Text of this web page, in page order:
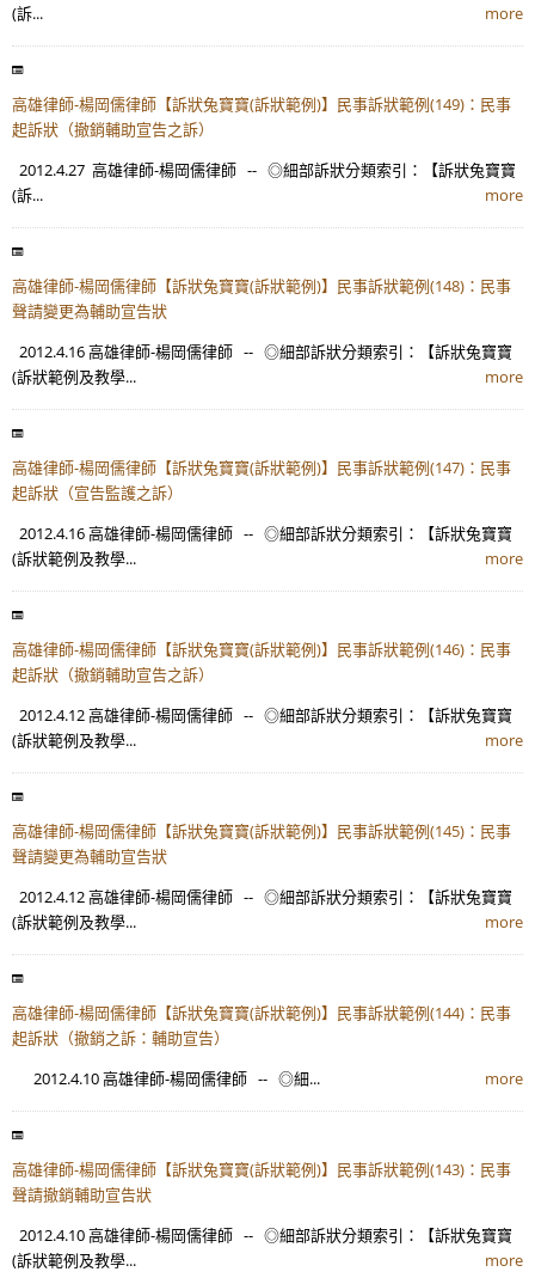
(訴...
more
高雄律師-楊岡儒律師【訴狀兔寶寶(訴狀範例)】民事訴狀範例(149)：民事
起訴狀（撤銷輔助宣告之訴）
2012.4.27 高雄律師-楊岡儒律師 -- ◎細部訴狀分類索引：【訴狀兔寶寶
(訴...
more
高雄律師-楊岡儒律師【訴狀兔寶寶(訴狀範例)】民事訴狀範例(148)：民事
聲請變更為輔助宣告狀
2012.4.16 高雄律師-楊岡儒律師 -- ◎細部訴狀分類索引：【訴狀兔寶寶
(訴狀範例及教學...
more
高雄律師-楊岡儒律師【訴狀兔寶寶(訴狀範例)】民事訴狀範例(147)：民事
起訴狀（宣告監護之訴）
2012.4.16 高雄律師-楊岡儒律師 -- ◎細部訴狀分類索引：【訴狀兔寶寶
(訴狀範例及教學...
more
高雄律師-楊岡儒律師【訴狀兔寶寶(訴狀範例)】民事訴狀範例(146)：民事
起訴狀（撤銷輔助宣告之訴）
2012.4.12 高雄律師-楊岡儒律師 -- ◎細部訴狀分類索引：【訴狀兔寶寶
(訴狀範例及教學...
more
高雄律師-楊岡儒律師【訴狀兔寶寶(訴狀範例)】民事訴狀範例(145)：民事
聲請變更為輔助宣告狀
2012.4.12 高雄律師-楊岡儒律師 -- ◎細部訴狀分類索引：【訴狀兔寶寶
(訴狀範例及教學...
more
高雄律師-楊岡儒律師【訴狀兔寶寶(訴狀範例)】民事訴狀範例(144)：民事
起訴狀（撤銷之訴：輔助宣告）
2012.4.10 高雄律師-楊岡儒律師 -- ◎細...
more
高雄律師-楊岡儒律師【訴狀兔寶寶(訴狀範例)】民事訴狀範例(143)：民事
聲請撤銷輔助宣告狀
2012.4.10 高雄律師-楊岡儒律師 -- ◎細部訴狀分類索引：【訴狀兔寶寶
(訴狀範例及教學...
more